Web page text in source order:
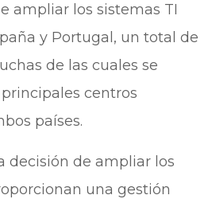
ampliar los sistemas TI
y Portugal, un total de
de las cuales se
centros
países.
decisión de ampliar los
una gestión